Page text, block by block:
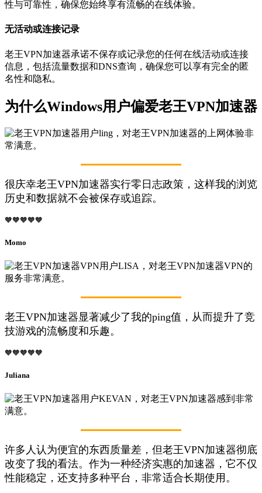
性与可靠性，确保您始终享有流畅的在线体验。
无活动或连接记录
老王VPN加速器承诺不保存或记录您的任何在线活动或连接
信息，包括流量数据和DNS查询，确保您可以享有完全的匿
名性和隐私。
为什么Windows用户偏爱老王VPN加速器
很庆幸老王VPN加速器实行零日志政策，这样我的浏览
历史和数据就不会被保存或追踪。
🧡🧡🧡🧡🧡
Momo
老王VPN加速器显著减少了我的ping值，从而提升了竞
技游戏的流畅度和乐趣。
🧡🧡🧡🧡🧡
Juliana
许多人认为便宜的东西质量差，但老王VPN加速器彻底
改变了我的看法。作为一种经济实惠的加速器，它不仅
性能稳定，还支持多种平台，非常适合长期使用。